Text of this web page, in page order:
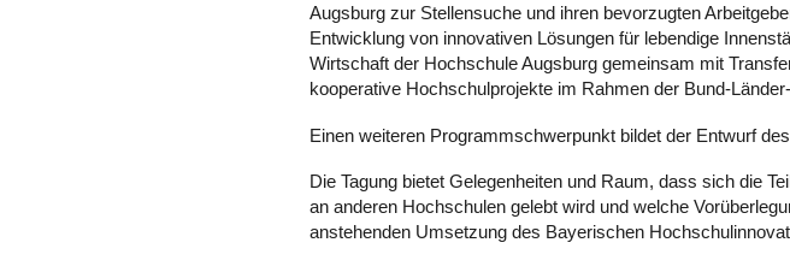
Augsburg zur Stellensuche und ihren bevorzugten
Entwicklung von innovativen Lösungen für lebendige
Wirtschaft der Hochschule Augsburg gemeinsam mit
kooperative Hochschulprojekte im Rahmen der Bund-
Einen weiteren Programmschwerpunkt bildet der Entwurf
Die Tagung bietet Gelegenheiten und Raum, dass sich die
an anderen Hochschulen gelebt wird und welche
anstehenden Umsetzung des Bayerischen